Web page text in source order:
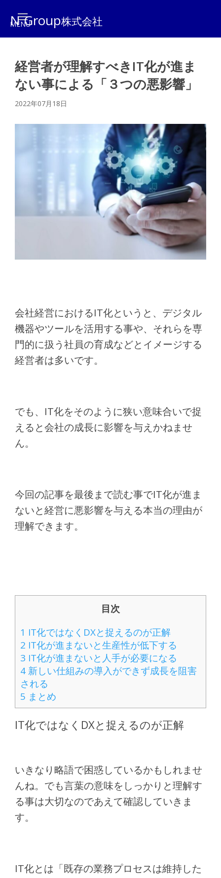
N Group株式会社
経営者が理解すべきIT化が進ま
ない事による「３つの悪影響」
2022年07月18日
会社経営におけるIT化というと、デジタル
機器やツールを活用する事や、それらを専
門的に扱う社員の育成などとイメージする
経営者は多いです。
でも、IT化をそのように狭い意味合いで捉
えると会社の成長に影響を与えかねませ
ん。
今回の記事を最後まで読む事でIT化が進ま
ないと経営に悪影響を与える本当の理由が
理解できます。
目次
1 IT化ではなくDXと捉えるのが正解
2 IT化が進まないと生産性が低下する
3 IT化が進まないと人手が必要になる
4 新しい仕組みの導入ができず成長を阻害
される
5 まとめ
IT化ではなくDXと捉えるのが正解
いきなり略語で困惑しているかもしれませ
んね。でも言葉の意味をしっかりと理解す
る事は大切なのであえて確認していきま
す。
IT化とは「既存の業務プロセスは維持した